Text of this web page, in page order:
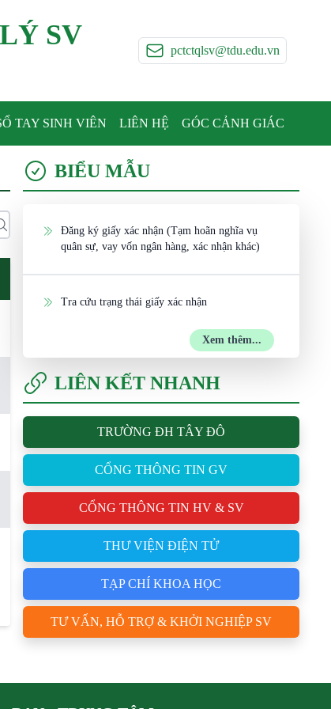
SV pctctqlsv@tdu.edu.vn
TAY SINH VIÊN LIÊN HỆ GÓC CẢNH GIÁC
BIỂU MẪU
Đăng ký giấy xác nhận (Tạm hoãn nghĩa vụ
quân sự, vay vốn ngân hàng, xác nhận khác)
Tra cứu trạng thái giấy xác nhận
Xem thêm...
LIÊN KẾT NHANH
TRƯỜNG ĐH TÂY ĐÔ
CỔNG THÔNG TIN GV
CỔNG THÔNG TIN HV & SV
THƯ VIỆN ĐIỆN TỬ
TẠP CHÍ KHOA HỌC
TƯ VẤN, HỖ TRỢ & KHỞI NGHIỆP SV